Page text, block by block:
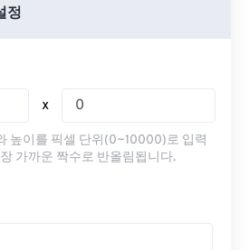
정
x
높이를 픽셀 단위(0~10000)로 입력
가까운 짝수로 반올림됩니다.